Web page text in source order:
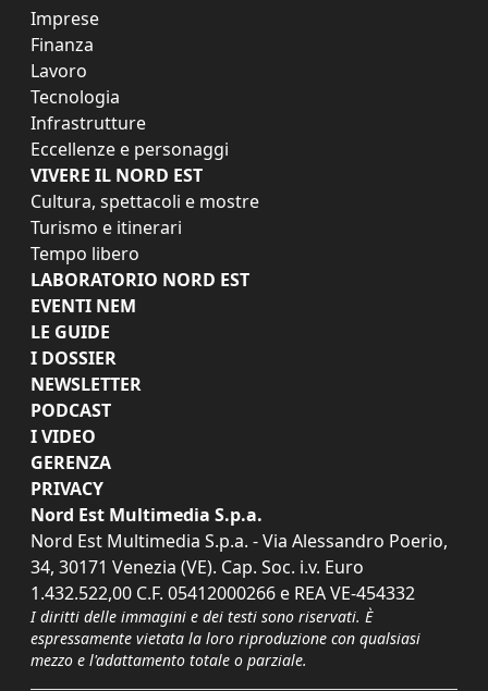
Imprese
Finanza
Lavoro
Tecnologia
Infrastrutture
Eccellenze e personaggi
VIVERE IL NORD EST
Cultura, spettacoli e mostre
Turismo e itinerari
Tempo libero
LABORATORIO NORD EST
EVENTI NEM
LE GUIDE
I DOSSIER
NEWSLETTER
PODCAST
I VIDEO
GERENZA
PRIVACY
Nord Est Multimedia S.p.a.
Nord Est Multimedia S.p.a. - Via Alessandro Poerio,
34, 30171 Venezia (VE). Cap. Soc. i.v. Euro
1.432.522,00 C.F. 05412000266 e REA VE-454332
I diritti delle immagini e dei testi sono riservati. È
espressamente vietata la loro riproduzione con qualsiasi
mezzo e l'adattamento totale o parziale.